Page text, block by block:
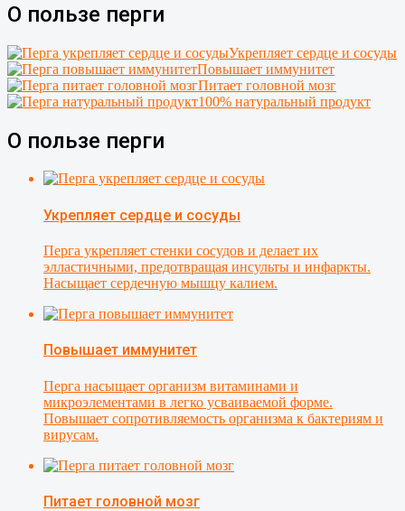
О пользе перги
Укрепляет сердце и сосуды
Повышает иммунитет
Питает головной мозг
100% натуральный продукт
О пользе перги
Укрепляет сердце и сосуды
Перга укрепляет стенки сосудов и делает их
элластичными, предотвращая инсульты и инфаркты.
Насыщает сердечную мышцу калием.
Повышает иммунитет
Перга насыщает организм витаминами и
микроэлементами в легко усваиваемой форме.
Повышает сопротивляемость организма к бактериям и
вирусам.
Питает головной мозг